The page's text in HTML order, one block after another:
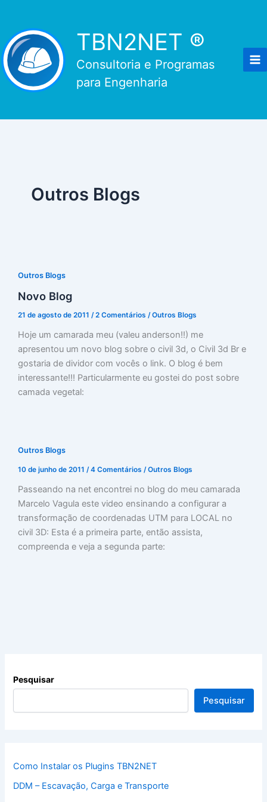
conteúdo
TBN2NET ®
Consultoria e Programas
para Engenharia
Outros Blogs
Outros Blogs
Novo Blog
21 de agosto de 2011 /2 Comentários /Outros Blogs
Hoje um camarada meu (valeu anderson!!) me
apresentou um novo blog sobre o civil 3d, o Civil 3d Br e
gostaria de dividor com vocês o link. O blog é bem
interessante!!! Particularmente eu gostei do post sobre
camada vegetal:
Outros Blogs
10 de junho de 2011 /4 Comentários /Outros Blogs
Passeando na net encontrei no blog do meu camarada
Marcelo Vagula este video ensinando a configurar a
transformação de coordenadas UTM para LOCAL no
civil 3D: Esta é a primeira parte, então assista,
compreenda e veja a segunda parte:
Pesquisar
Pesquisar
Como Instalar os Plugins TBN2NET
DDM – Escavação, Carga e Transporte